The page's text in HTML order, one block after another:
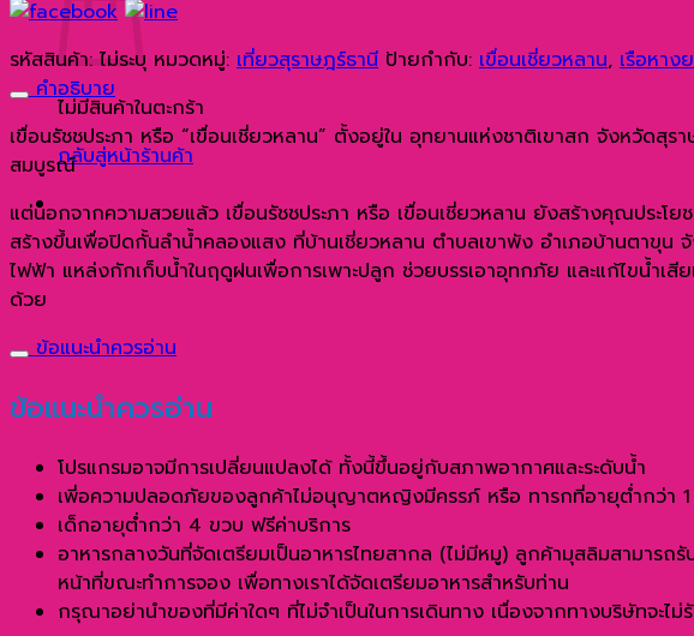
ไม่มีสินค้าในตะกร้า
กลับสู่หน้าร้านค้า
ด้วย
เรือ
หางยาว
ชิ้น
รหัสสินค้า: ไม่ระบุ หมวดหมู่: เที่ยวสุราษฎร์ธานี ป้ายกำกับ: เขื่อนเชี่ยวหลาน, เรือหาง
คำอธิบาย
เขื่อนรัชชประภา หรือ “เขื่อนเชี่ยวหลาน” ตั้งอยู่ใน อุทยานแห่งชาติเขาสก จังหวัด
สมบูรณ์
แต่นอกจากความสวยแล้ว เขื่อนรัชชประภา หรือ เขื่อนเชี่ยวหลาน ยังสร้างคุณประโย
สร้างขึ้นเพื่อปิดกั้นลำน้ำคลองแสง ที่บ้านเชี่ยวหลาน ตำบลเขาพัง อำเภอบ้านตาขุ
ไฟฟ้า แหล่งกักเก็บน้ำในฤดูฝนเพื่อการเพาะปลูก ช่วยบรรเอาอุทกภัย และแก้ไขน้ำ
ด้วย
ข้อแนะนำควรอ่าน
ข้อแนะนำควรอ่าน
โปรแกรมอาจมีการเปลี่ยนแปลงได้ ทั้งนี้ขึ้นอยู่กับสภาพอากาศและระดับน้ำ
เพี่อความปลอดภัยของลูกค้าไม่อนุญาตหญิงมีครรภ์ หรือ ทารกที่อายุต่ำกว่า
เด็กอายุต่ำกว่า 4 ขวบ ฟรีค่าบริการ
อาหารกลางวันที่จัดเตรียมเป็นอาหารไทยสากล (ไม่มีหมู) ลูกค้ามุสลิมสามาร
หน้าที่ขณะทำการจอง เพื่อทางเราได้จัดเตรียมอาหารสำหรับท่าน
กรุณาอย่านำของที่มีค่าใดๆ ที่ไม่จำเป็นในการเดินทาง เนื่องจากทางบริษัทจะ